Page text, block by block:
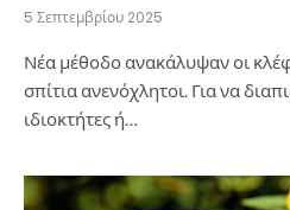
5 Σεπτεμβρίου 2025
Νέα μέθοδο ανακάλυψαν οι
σπίτια ανενόχλητοι. Για να
ιδιοκτήτες ή…